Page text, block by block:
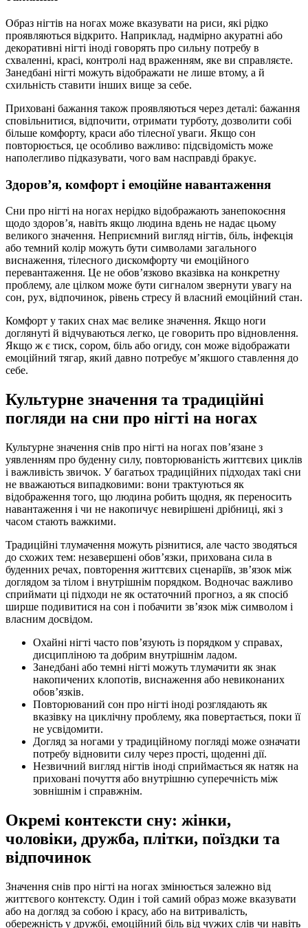
Образ нігтів на ногах може вказувати на риси, які рідко
проявляються відкрито. Наприклад, надмірно акуратні або
декоративні нігті іноді говорять про сильну потребу в
схваленні, красі, контролі над враженням, яке ви справляєте.
Занедбані нігті можуть відображати не лише втому, а й
схильність ставити інших вище за себе.
Приховані бажання також проявляються через деталі: бажання
сповільнитися, відпочити, отримати турботу, дозволити собі
більше комфорту, краси або тілесної уваги. Якщо сон
повторюється, це особливо важливо: підсвідомість може
наполегливо підказувати, чого вам насправді бракує.
Здоров’я, комфорт і емоційне навантаження
Сни про нігті на ногах нерідко відображають занепокоєння
щодо здоров’я, навіть якщо людина вдень не надає цьому
великого значення. Неприємний вигляд нігтів, біль, інфекція
або темний колір можуть бути символами загального
виснаження, тілесного дискомфорту чи емоційного
перевантаження. Це не обов’язково вказівка на конкретну
проблему, але цілком може бути сигналом звернути увагу на
сон, рух, відпочинок, рівень стресу й власний емоційний стан.
Комфорт у таких снах має велике значення. Якщо ноги
доглянуті й відчуваються легко, це говорить про відновлення.
Якщо ж є тиск, сором, біль або огиду, сон може відображати
емоційний тягар, який давно потребує м’якшого ставлення до
себе.
Культурне значення та традиційні
погляди на сни про нігті на ногах
Культурне значення снів про нігті на ногах пов’язане з
уявленням про буденну силу, повторюваність життєвих циклів
і важливість звичок. У багатьох традиційних підходах такі сни
не вважаються випадковими: вони трактуються як
відображення того, що людина робить щодня, як переносить
навантаження і чи не накопичує невирішені дрібниці, які з
часом стають важкими.
Традиційні тлумачення можуть різнитися, але часто зводяться
до схожих тем: незавершені обов’язки, прихована сила в
буденних речах, повторення життєвих сценаріїв, зв’язок між
доглядом за тілом і внутрішнім порядком. Водночас важливо
сприймати ці підходи не як остаточний прогноз, а як спосіб
ширше подивитися на сон і побачити зв’язок між символом і
власним досвідом.
Охайні нігті часто пов’язують із порядком у справах,
дисципліною та добрим внутрішнім ладом.
Занедбані або темні нігті можуть тлумачити як знак
накопичених клопотів, виснаження або невиконаних
обов’язків.
Повторюваний сон про нігті іноді розглядають як
вказівку на циклічну проблему, яка повертається, поки її
не усвідомити.
Догляд за ногами у традиційному погляді може означати
потребу відновити силу через прості, щоденні дії.
Незвичний вигляд нігтів іноді сприймається як натяк на
приховані почуття або внутрішню суперечність між
зовнішнім і справжнім.
Окремі контексти сну: жінки,
чоловіки, дружба, плітки, поїздки та
відпочинок
Значення снів про нігті на ногах змінюється залежно від
життєвого контексту. Один і той самий образ може вказувати
або на догляд за собою і красу, або на витривалість,
обережність у дружбі, емоційний біль від чужих слів чи навіть